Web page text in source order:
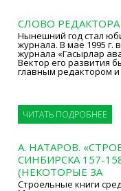
СЛОВО РЕДАКТОРА
Нынешний год стал
журнала. В мае 1995
журнала «Гасырлар
Вектор его развития
главным редактором и
ЧИТАТЬ ПОДРОБНЕЕ
А. НАТАРОВ.
СИНБИРСКА 157-
(НЕКОТОРЫЕ ЗА
Строельные книги